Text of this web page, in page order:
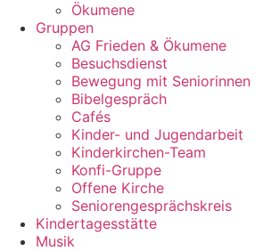
Ökumene
Gruppen
AG Frieden & Ökumene
Besuchsdienst
Bewegung mit Seniorinnen
Bibelgespräch
Cafés
Kinder- und Jugendarbeit
Kinderkirchen-Team
Konfi-Gruppe
Offene Kirche
Seniorengesprächskreis
Kindertagesstätte
Musik